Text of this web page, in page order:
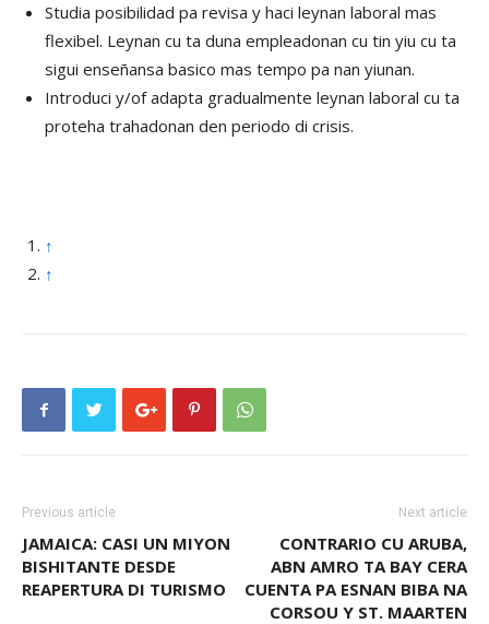
Studia posibilidad pa revisa y haci leynan laboral mas
flexibel. Leynan cu ta duna empleadonan cu tin yiu cu ta
sigui enseñansa basico mas tempo pa nan yiunan.
Introduci y/of adapta gradualmente leynan laboral cu ta
proteha trahadonan den periodo di crisis.
↑
↑
Previous article
JAMAICA: CASI UN MIYON
BISHITANTE DESDE
REAPERTURA DI TURISMO
Next article
CONTRARIO CU ARUBA,
ABN AMRO TA BAY CERA
CUENTA PA ESNAN BIBA NA
CORSOU Y ST. MAARTEN